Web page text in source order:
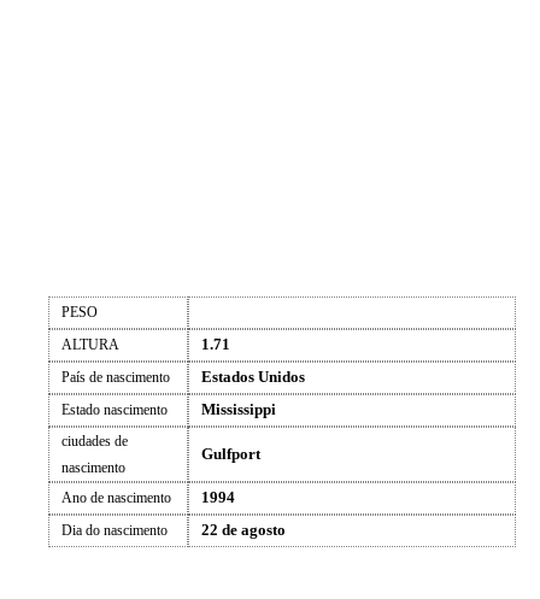
PESO
ALTURA
1.71
País de nascimento Estados Unidos
Estado nascimento Mississippi
ciudades de
nascimento
Gulfport
Ano de nascimento 1994
Dia do nascimento 22 de agosto